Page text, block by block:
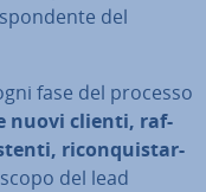
del
fase del processo
nuovi clienti, raf­
ri­con­qui­star­
del lead